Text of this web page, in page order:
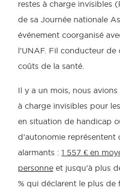
restes à charge invisibles
de sa Journée nationale
événement coorganisé
l’UNAF. Fil conducteur de
coûts de la santé.
Il y a un mois, nous avions
à charge invisibles pour
en situation de handicap
d’autonomie représentent
alarmants : 1 557 € en
personne et jusqu’à plus
% qui déclarent le plus de